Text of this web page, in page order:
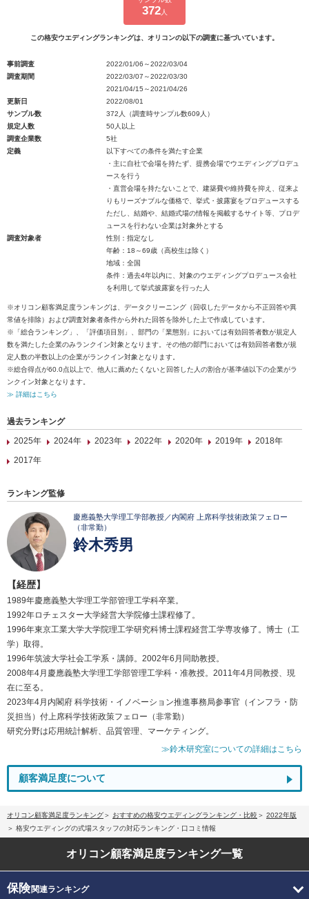
372人
この格安ウエディングランキングは、オリコンの以下の調査に基づいています。
事前調査
2022/01/06～2022/03/04
調査期間
2022/03/07～2022/03/30
2021/04/15～2021/04/26
更新日
2022/08/01
サンプル数
372人（調査時サンプル数609人）
規定人数
50人以上
調査企業数
5社
定義
以下すべての条件を満たす企業
・主に自社で会場を持たず、提携会場でウエディングプロデュ
ースを行う
・直営会場を持たないことで、建築費や維持費を抑え、従来よ
りもリーズナブルな価格で、挙式・披露宴をプロデュースする
ただし、結婚や、結婚式場の情報を掲載するサイト等、プロデ
ュースを行わない企業は対象外とする
調査対象者
性別：指定なし
年齢：18～69歳（高校生は除く）
地域：全国
条件：過去4年以内に、対象のウエディングプロデュース会社
を利用して挙式披露宴を行った人
※オリコン顧客満足度ランキングは、データクリーニング（回収したデータから不正回答や異
常値を排除）および調査対象者条件から外れた回答を除外した上で作成しています。
※「総合ランキング」、「評価項目別」、部門の「業態別」においては有効回答者数が規定人
数を満たした企業のみランクイン対象となります。その他の部門においては有効回答者数が規
定人数の半数以上の企業がランクイン対象となります。
※総合得点が60.0点以上で、他人に薦めたくないと回答した人の割合が基準値以下の企業がラ
ンクイン対象となります。
≫ 詳細はこちら
過去ランキング
2025年
2024年 2023年 2022年 2020年 2019年
2018年
2017年
ランキング監修
慶應義塾大学理工学部教授／内閣府 上席科学技術政策フェロー
（非常勤）
鈴木秀男
【経歴】
1989年慶應義塾大学理工学部管理工学科卒業。
1992年ロチェスター大学経営大学院修士課程修了。
1996年東京工業大学大学院理工学研究科博士課程経営工学専攻修了。博士（工
学）取得。
1996年筑波大学社会工学系・講師。2002年6月同助教授。
2008年4月慶應義塾大学理工学部管理工学科・准教授。2011年4月同教授、現
在に至る。
2023年4月内閣府 科学技術・イノベーション推進事務局参事官（インフラ・防
災担当）付上席科学技術政策フェロー（非常勤）
研究分野は応用統計解析、品質管理、マーケティング。
≫鈴木研究室についての詳細はこちら
顧客満足度について
オリコン顧客満足度ランキング おすすめの格安ウエディングランキング・比較
2022年版
格安ウエディングの式場スタッフの対応ランキング・口コミ情報
オリコン顧客満足度ランキング一覧
保険関連ランキング